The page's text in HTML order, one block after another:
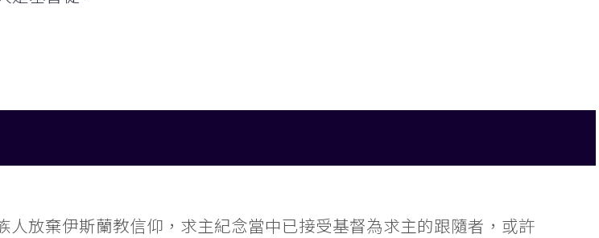
人放棄伊斯蘭教信仰，求主紀念當中已接受基督為求主的跟隨者，或許